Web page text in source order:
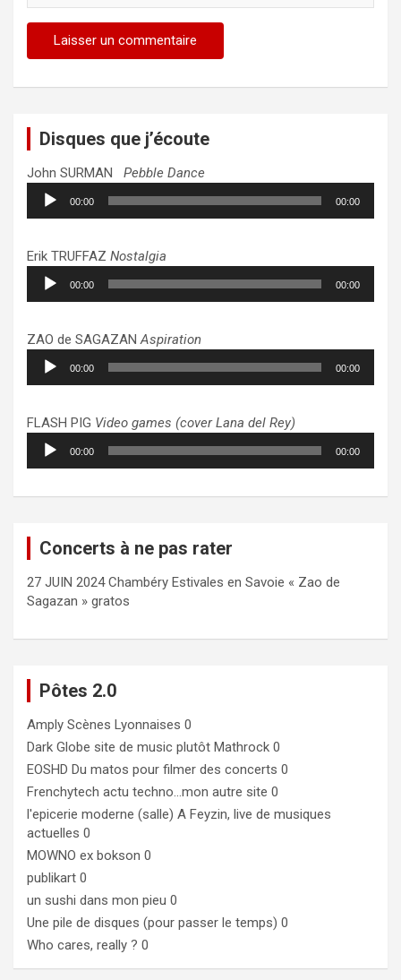
Disques que j’écoute
John SURMAN Pebble Dance
Lecteur
audio
00:00 00:00
Erik TRUFFAZ Nostalgia
Lecteur
audio
00:00 00:00
ZAO de SAGAZANAspiration
Lecteur
audio
00:00 00:00
FLASH PIG Video games (cover Lana del Rey)
Lecteur
audio
00:00 00:00
Concerts à ne pas rater
27 JUIN 2024 Chambéry Estivales en Savoie « Zao de
Sagazan » gratos
Pôtes 2.0
Amply Scènes Lyonnaises 0
Dark Globe site de music plutôt Mathrock 0
EOSHD Du matos pour filmer des concerts 0
Frenchytech actu techno…mon autre site 0
l'epicerie moderne (salle) A Feyzin, live de musiques
actuelles 0
MOWNO ex bokson 0
publikart 0
un sushi dans mon pieu 0
Une pile de disques (pour passer le temps) 0
Who cares, really ? 0